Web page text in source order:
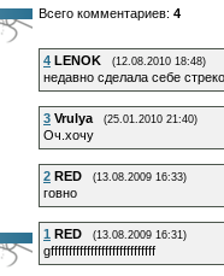
Всего комментариев: 4
4 LENOK (12.08.2010 18:48)
недавно сделала себе
3 Vrulya (25.01.2010 21:40)
Оч.хочу
2 RED (13.08.2009 16:33)
говно
1 RED (13.08.2009 16:31)
gfffffffffffffffffffffffffffff